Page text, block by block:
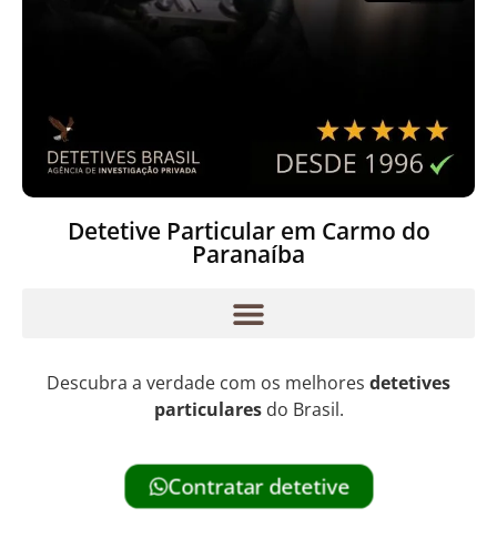
Detetive Particular em Carmo do
Paranaíba
Descubra a verdade com os melhores detetives
particularesdo Brasil.
Contratar detetive